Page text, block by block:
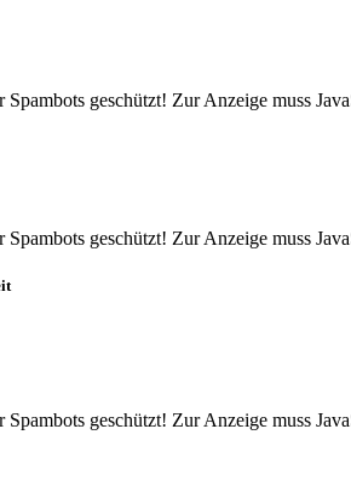
geschützt! Zur Anzeige muss
geschützt! Zur Anzeige muss
geschützt! Zur Anzeige muss